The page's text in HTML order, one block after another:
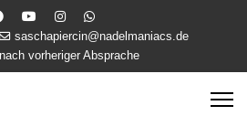
saschapiercin@nadelmaniacs.de
vorheriger Absprache